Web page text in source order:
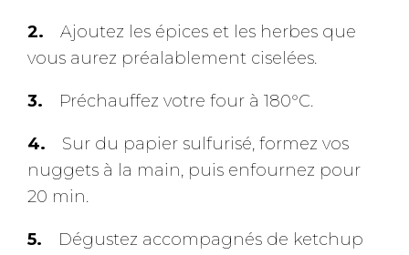
Ajoutez les épices et les herbes que
vous aurez préalablement ciselées.
Préchauffez votre four à 180°C.
Sur du papier sulfurisé, formez vos
nuggets à la main, puis enfournez pour
20 min.
Dégustez accompagnés de ketchup